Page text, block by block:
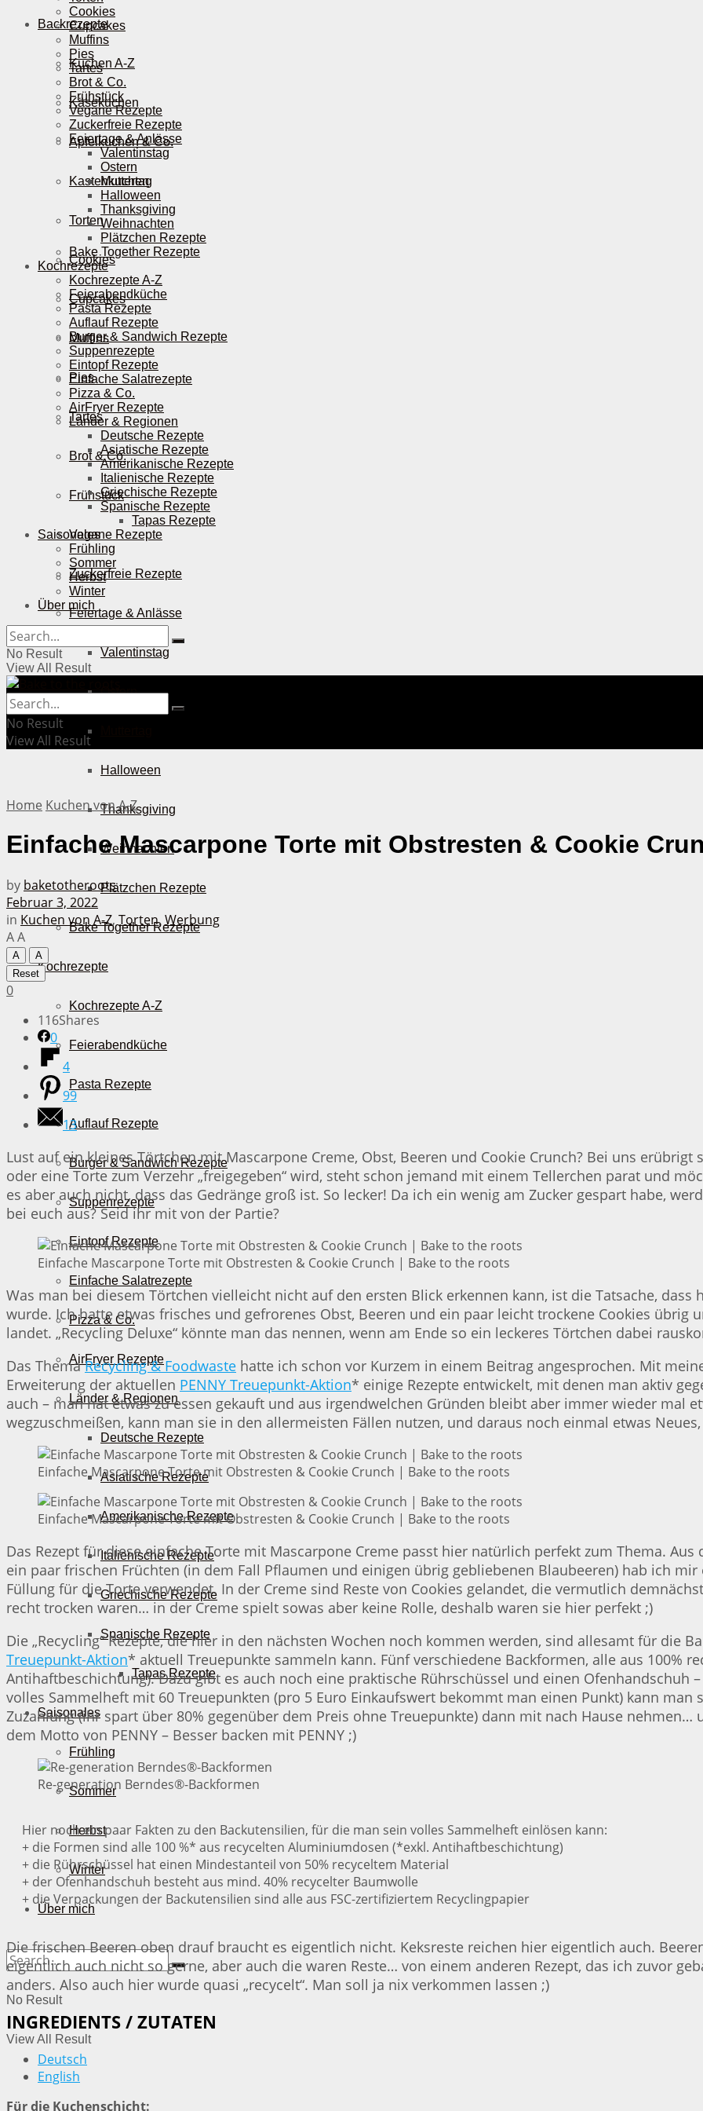
Backrezepte
Kuchen A-Z
Käsekuchen
Apfelkuchen & Co.
Kastenkuchen
Torten
Cookies
Cupcakes
Muffins
Pies
Tartes
Brot & Co.
Frühstück
Vegane Rezepte
Zuckerfreie Rezepte
Feiertage & Anlässe
Valentinstag
Ostern
Halloween
Thanksgiving
Weihnachten
Plätzchen Rezepte
Bake Together Rezepte
Kochrezepte
Kochrezepte A-Z
Feierabendküche
Pasta Rezepte
Auflauf Rezepte
Burger & Sandwich Rezepte
Suppenrezepte
Eintopf Rezepte
Einfache Salatrezepte
Pizza & Co.
AirFryer Rezepte
Länder & Regionen
Deutsche Rezepte
Asiatische Rezepte
Amerikanische Rezepte
Italienische Rezepte
Griechische Rezepte
Spanische Rezepte
Tapas Rezepte
Saisonales
Frühling
Sommer
Herbst
Winter
Über mich
No Result
View All Result
Cookies
Cupcakes
Muffins
Pies
Tartes
Brot & Co.
Frühstück
Vegane Rezepte
Zuckerfreie Rezepte
Feiertage & Anlässe
Valentinstag
Ostern
Muttertag
Halloween
Thanksgiving
Weihnachten
Plätzchen Rezepte
Bake Together Rezepte
Kochrezepte
Kochrezepte A-Z
Feierabendküche
Pasta Rezepte
Auflauf Rezepte
Burger & Sandwich Rezepte
Suppenrezepte
Eintopf Rezepte
Einfache Salatrezepte
Pizza & Co.
AirFryer Rezepte
Länder & Regionen
Deutsche Rezepte
Asiatische Rezepte
Amerikanische Rezepte
Italienische Rezepte
Griechische Rezepte
Spanische Rezepte
Tapas Rezepte
Saisonales
Frühling
Sommer
Herbst
Winter
Über mich
No Result
View All Result
No Result
View All Result
Home Kuchen von A-Z
Einfache Mascarpone Torte mit Obstresten & Cookie
by baketotheroots
Februar 3, 2022
in Kuchen von A-Z, Torten,Werbung
AA
A
A
Reset
0
116Shares
0
4
99
13
Lust auf ein kleines Törtchen mit Mascarpone Creme, Obst, Beeren und Cookie Crunch? Bei uns
oder eine Torte zum Verzehr „freigegeben“ wird, steht schon jemand mit einem Tellerchen parat und
es aber auch nicht, dass das Gedränge groß ist. So lecker! Da ich ein wenig am Zucker gespart habe,
bei euch aus? Seid ihr mit von der Partie?
Einfache Mascarpone Torte mit Obstresten & Cookie Crunch | Bake to the roots
Was man bei diesem Törtchen vielleicht nicht auf den ersten Blick erkennen kann, ist die Tatsache,
wurde. Ich hatte etwas frisches und gefrorenes Obst, Beeren und ein paar leicht trockene Cookies übrig
landet. „Recycling Deluxe“ könnte man das nennen, wenn am Ende so ein leckeres Törtchen dabei
Das ThemaRecycling & Foodwaste hatte ich schon vor Kurzem in einem Beitrag angesprochen. Mit
Erweiterung der aktuellen PENNY Treuepunkt-Aktion* einige Rezepte entwickelt, mit denen man aktiv
auch – man hat etwas zu essen gekauft und aus irgendwelchen Gründen bleibt aber immer wieder mal
wegzuschmeißen, kann man sie in den allermeisten Fällen nutzen, und daraus noch einmal etwas
Einfache Mascarpone Torte mit Obstresten & Cookie Crunch | Bake to the roots
Einfache Mascarpone Torte mit Obstresten & Cookie Crunch | Bake to the roots
Das Rezept für diese einfache Torte mit Mascarpone Creme passt hier natürlich perfekt zum Thema. Aus
ein paar frischen Früchten (in dem Fall Pflaumen und einigen übrig gebliebenen Blaubeeren) hab ich
Füllung für die Torte verwendet. In der Creme sind Reste von Cookies gelandet, die vermutlich
recht trocken waren… in der Creme spielt sowas aber keine Rolle, deshalb waren sie hier perfekt ;)
Die „Recycling“ Rezepte, die hier in den nächsten Wochen noch kommen werden, sind allesamt für die
Treuepunkt-Aktion* aktuell Treuepunkte sammeln kann. Fünf verschiedene Backformen, alle aus 100%
Antihaftbeschichtung). Dazu gibt es auch noch eine praktische Rührschüssel und einen Ofenhandschuh
volles Sammelheft mit 60 Treuepunkten (pro 5 Euro Einkaufswert bekommt man einen Punkt) kann man
Zuzahlung (ihr spart über 80% gegenüber dem Preis ohne Treuepunkte) dann mit nach Hause nehmen…
dem Motto von PENNY – Besser backen mit PENNY ;)
Re-generation Berndes®-Backformen
Hier noch ein paar Fakten zu den Backutensilien, für die man sein volles Sammelheft einlösen kann:
+ die Formen sind alle 100 %* aus recycelten Aluminiumdosen (*exkl. Antihaftbeschichtung)
+ die Rührschüssel hat einen Mindestanteil von 50% recyceltem Material
+ der Ofenhandschuh besteht aus mind. 40% recycelter Baumwolle
+ die Verpackungen der Backutensilien sind alle aus FSC-zertifiziertem Recyclingpapier
Die frischen Beeren oben drauf braucht es eigentlich nicht. Keksreste reichen hier eigentlich auch.
eigentlich auch nicht so gerne, aber auch die waren Reste… von einem anderen Rezept, das ich zuvor
anders. Also auch hier wurde quasi „recycelt“. Man soll ja nix verkommen lassen ;)
INGREDIENTS / ZUTATEN
Deutsch
English
Für die Kuchenschicht: